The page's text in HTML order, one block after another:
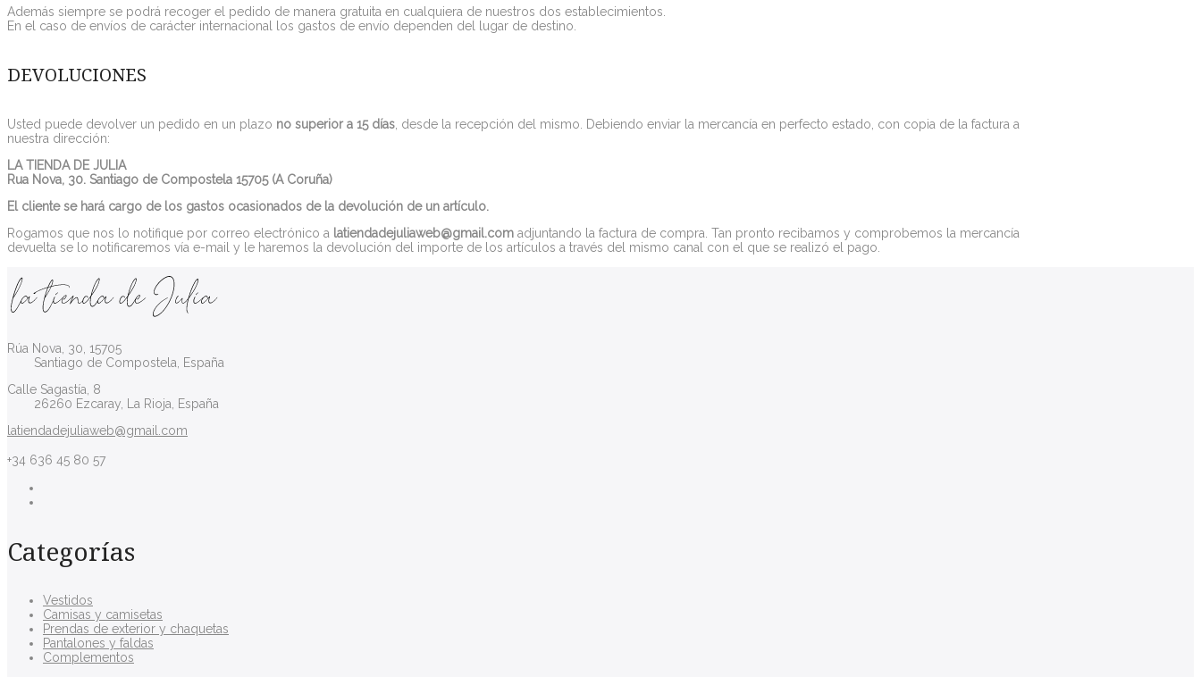
Además siempre se podrá recoger el pedido de manera gratuita en cualquiera de nuestros dos establecimientos.
En el caso de envíos de carácter internacional los gastos de envío dependen del lugar de destino.
DEVOLUCIONES
Usted puede devolver un pedido en un plazo no superior a 15 días , desde la recepción del mismo. Debiendo enviar la mercancía en perfecto estado, con copia de la factura a
nuestra dirección:
LA TIENDA DE JULIA
Rua Nova, 30. Santiago de Compostela 15705 (A Coruña)
El cliente se hará cargo de los gastos ocasionados de la devolución de un artículo.
Rogamos que nos lo notifique por correo electrónico a latiendadejuliaweb@gmail.com adjuntando la factura de compra. Tan pronto recibamos y comprobemos la mercancía
devuelta se lo notificaremos vía e-mail y le haremos la devolución del importe de los artículos a través del mismo canal con el que se realizó el pago.
Rúa Nova, 30, 15705
Santiago de Compostela, España
Calle Sagastía, 8
26260 Ezcaray, La Rioja, España
latiendadejuliaweb@gmail.com
+34 636 45 80 57
Categorías
Vestidos
Camisas y camisetas
Prendas de exterior y chaquetas
Pantalones y faldas
Complementos